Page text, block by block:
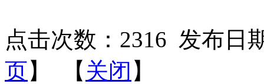
点击次数： 2316 发布日
页】 【 关闭 】